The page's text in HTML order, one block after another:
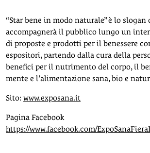
“Star bene in modo naturale” è lo slogan
accompagnerà il pubblico lungo un
di proposte e prodotti per il benessere
espositori, partendo dalla cura della
benefici per il nutrimento del corpo, il
mente e l’alimentazione sana, bio e
Sito: www.exposana.it
Pagina Facebook
https://www.facebook.com/